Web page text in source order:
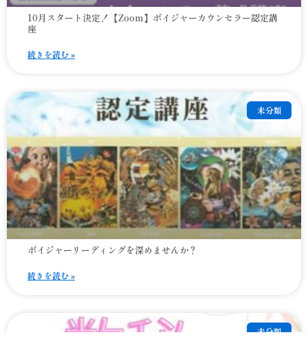
10月スタート決定！【Zoom】ボイジャーカウンセラー認定講
座
続きを読む »
未分類
ボイジャーリーディングを深めませんか？
続きを読む »
未分類